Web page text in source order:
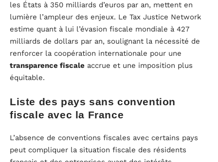
les États à 350 milliards d’euros par an, mettent en
lumière l’ampleur des enjeux. Le Tax Justice Network
estime quant à lui l’évasion fiscale mondiale à 427
milliards de dollars par an, soulignant la nécessité de
renforcer la coopération internationale pour une
transparence fiscale accrue et une imposition plus
équitable.
Liste des pays sans convention
fiscale avec la France
L’absence de conventions fiscales avec certains pays
peut compliquer la situation fiscale des résidents